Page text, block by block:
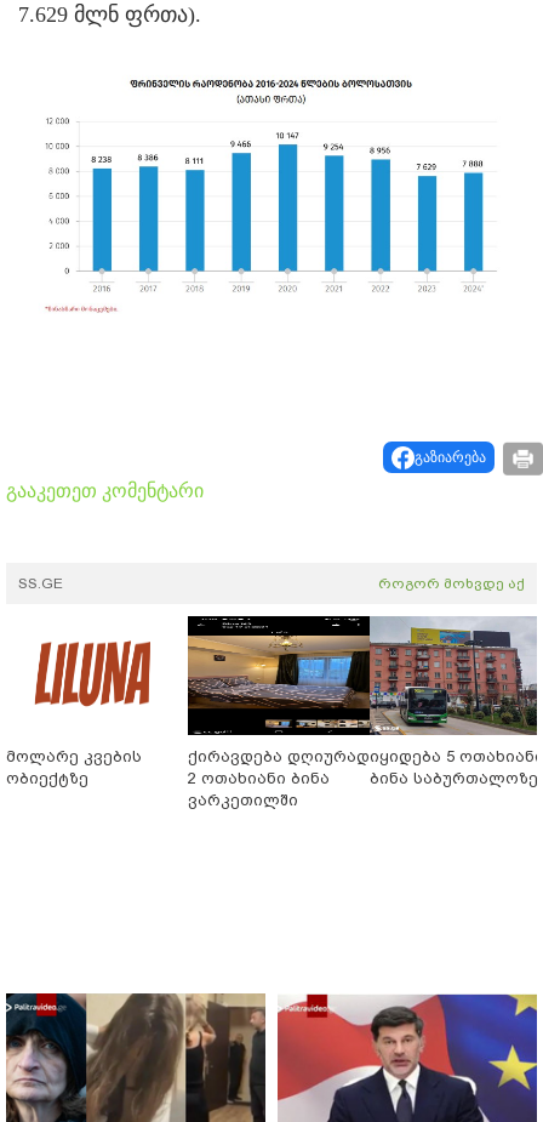
7.629 მლნ ფრთა).
გაზიარება
გააკეთეთ კომენტარი
SS.GE როგორ მოხვდე აქ
მოლარე კვების
ობიექტზე
ქირავდება დღიურად
2 ოთახიანი ბინა
ვარკეთილში
იყიდება 5 ოთახიანი
ბინა საბურთალოზე